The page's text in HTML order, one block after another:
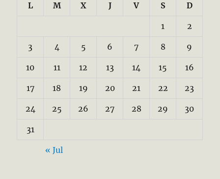
L M X J V S D
1 2
3 4 5 6 7 8 9
10 11 12 13 14 15 16
17 18 19 20 21 22 23
24 25 26 27 28 29 30
31
« Jul